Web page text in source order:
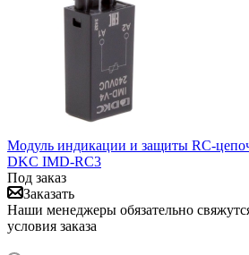
Модуль индикации и защиты RC-
DKC IMD-RC3
Под заказ
Заказать
Наши менеджеры обязательно
условия заказа